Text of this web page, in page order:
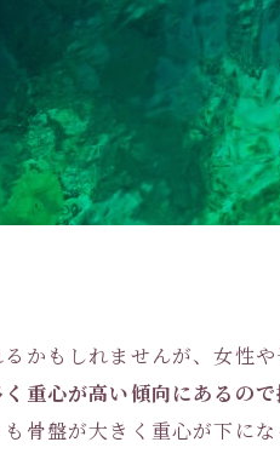
かもしれませんが、女性
重心が高い傾向にあるので
骨盤が大きく重心が下にな